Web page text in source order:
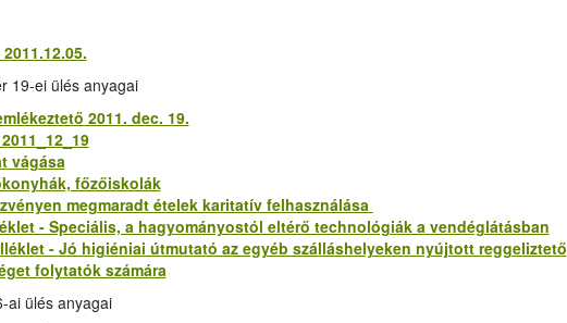
19-ei ülés anyagai
2011. dec. 19.
vágása
főzőiskolák
megmaradt ételek karitatív felhasználása
- Speciális, a hagyományostól eltérő technológiák a vendéglátásban
- Jó higiéniai útmutató az egyéb szálláshelyeken nyújtott reggeliztető
folytatók számára
ai ülés anyagai